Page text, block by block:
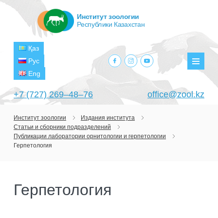
+7 (727) 269‒48‒76 office@zool.kz
Қаз
Рус
Eng
facebook.com
instagram.com
youtube.com
Институт зоологии
Республики Казахстан
ГЛАВНАЯ
ОБ ИНСТИТУТЕ
РУКОВОДСТВО
ЛАБОРАТОРИИ
ПРОЕКТЫ
Институт зоологии
Издания института
Статьи и сборники подразделений
Публикации лаборатории орнитологии и герпетологии
Герпетология
Герпетология